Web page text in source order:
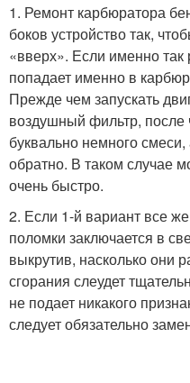
1. Ремонт карбюратора
боков устройство так,
«вверх». Если именно так
попадает именно в
Прежде чем запускать
воздушный фильтр, после
буквально немного
обратно. В таком случае
очень быстро.
2. Если 1-й вариант все же
поломки заключается в
выкрутив, насколько они
сгорания слеудет
не подает никакого
следует обязательно